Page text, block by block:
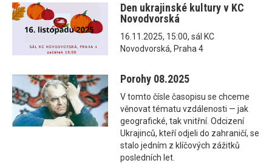
Den ukrajinské kultury v KC
Novodvorská
16.11.2025, 15:00, sál KC
Novodvorská, Praha 4
Porohy 08.2025
V tomto čísle časopisu se chceme
věnovat tématu vzdálenosti — jak
geografické, tak vnitřní. Odcizení
Ukrajinců, kteří odjeli do zahraničí, se
stalo jedním z klíčových zážitků
posledních let.